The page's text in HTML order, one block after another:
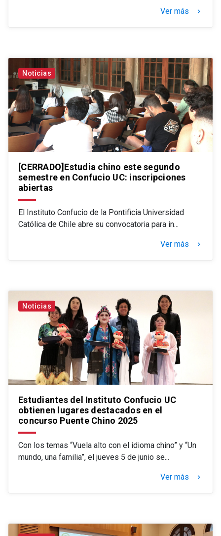
Ver más keyboard_arrow_right
Noticias
[CERRADO]Estudia chino este segundo
semestre en Confucio UC: inscripciones
abiertas
El Instituto Confucio de la Pontificia Universidad
Católica de Chile abre su convocatoria para in...
Ver más keyboard_arrow_right
Noticias
Estudiantes del Instituto Confucio UC
obtienen lugares destacados en el
concurso Puente Chino 2025
Con los temas “Vuela alto con el idioma chino” y “Un
mundo, una familia”, el jueves 5 de junio se...
Ver más keyboard_arrow_right